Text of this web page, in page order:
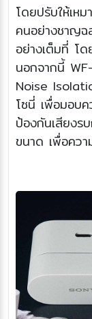
โดยปรับให้เห
คนอย่างชาญ
อย่างเต็มที่ โ
นอกจากนี้
Noise
โซนี่ เพื่อมอบ
ป้องกันเสียงร
ขนาด เพื่อคว